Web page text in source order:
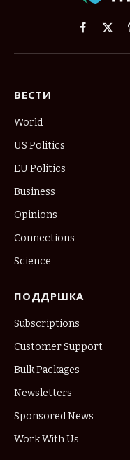
Facebook
X
ВЕСТИ
World
US Politics
EU Politics
Business
Opinions
Connections
Science
ПОДДРШКА
Subscriptions
Customer Support
Bulk Packages
Newsletters
Sponsored News
Work With Us